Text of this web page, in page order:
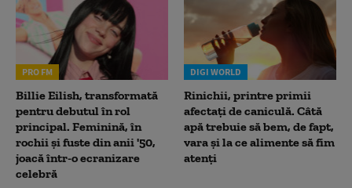
PRO FM
Billie Eilish, transformată
pentru debutul în rol
principal. Feminină, în
rochii și fuste din anii '50,
joacă într-o ecranizare
celebră
DIGI WORLD
Rinichii, printre primii
afectați de caniculă. Câtă
apă trebuie să bem, de fapt,
vara și la ce alimente să fim
atenți